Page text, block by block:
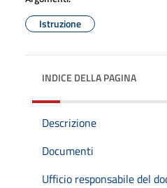
Istruzione
INDICE DELLA PAGINA
Descrizione
Documenti
Ufficio responsabile del